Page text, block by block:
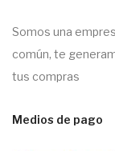
Somos una
común, te
tus compras
Medios de pago